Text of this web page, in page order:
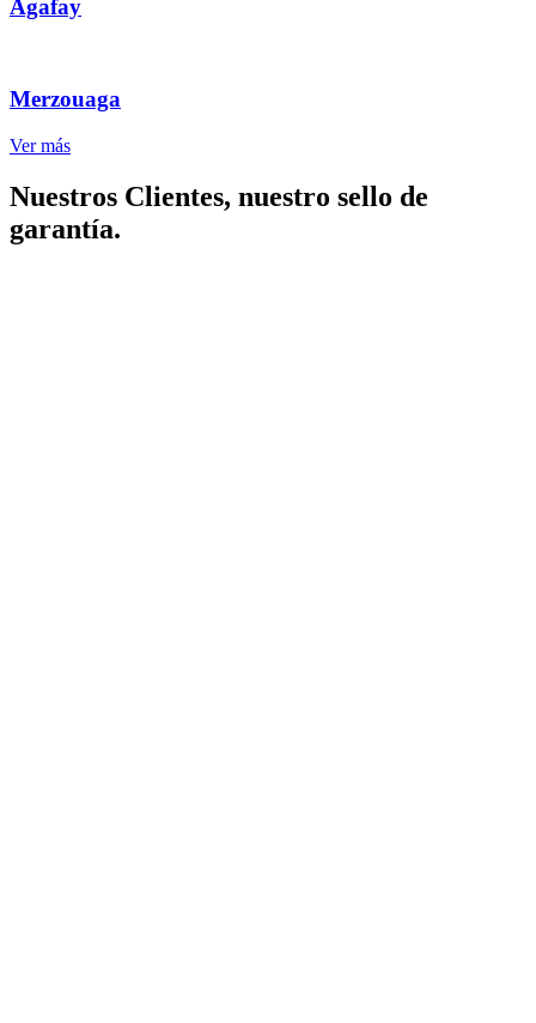
Agafay
Merzouaga
Ver más
Nuestros Clientes, nuestro sello de
garantía.